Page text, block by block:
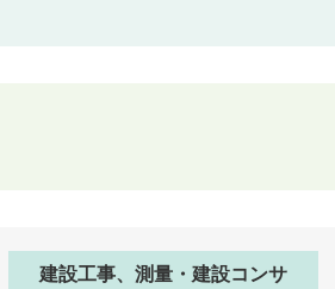
建設工事、測量・建設コンサ